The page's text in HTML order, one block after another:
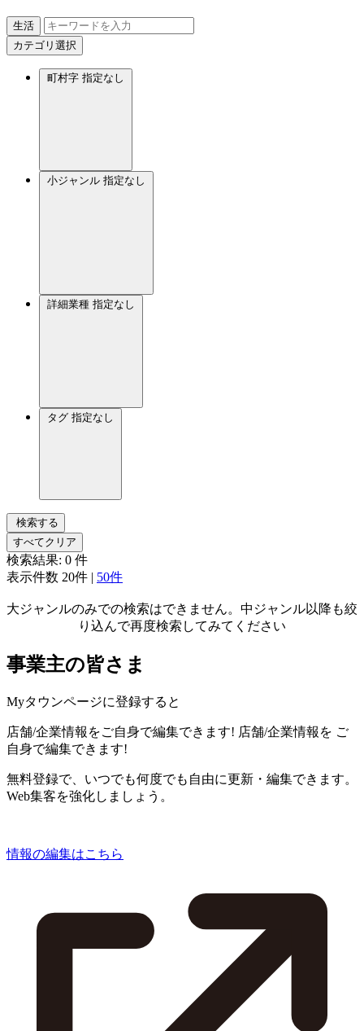
生活
カテゴリ選択
町村字 指定なし
小ジャンル 指定なし
詳細業種 指定なし
タグ 指定なし
検索する
すべてクリア
検索結果: 0 件
表示件数 20件 | 50件
大ジャンルのみでの検索はできません。中ジャンル以降も絞
り込んで再度検索してみてください
事業主の皆さま
Myタウンページに登録すると
店舗/企業情報をご自身で編集できます! 店舗/企業情報を ご
自身で編集できます!
無料登録で、いつでも何度でも自由に更新・編集できます。
Web集客を強化しましょう。
情報の編集はこちら